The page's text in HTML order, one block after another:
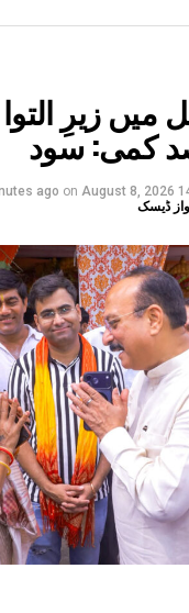
میں زیرِ
14
on August 8, 2026
ڈیسک